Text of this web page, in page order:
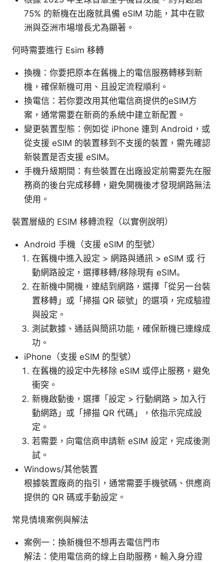
75% 的新機在出廠就具備 eSIM 功能，其中在歐
洲與亞洲市場增長尤為顯著。
何時需要進行 Esim 移轉
換機：你要把原本在舊機上的電信服務轉移到新
機，確保新機可用、且設定流程順利。
換電信：若你要改用其他電信商提供的eSIM方
案，通常需要在新商的系統中建立新配置。
變更裝置型態：例如從 iPhone 連到 Android，或
從支援 eSIM 的裝置移到不支援的裝置，需先確認
新裝置是否支援 eSIM。
手機升級期間：有些裝置在出廠設定前需要先在服
務商的後台完成移轉，避免開機後才發現網路無法
使用。
裝置層級的 ESIM 移轉流程（以實例說明）
Android 手機（支援 eSIM 的型號）
在舊機中進入設定 > 網路與通訊 > eSIM 或 行
動網路設定，選擇移轉/移除現有 eSIM。
在新機中開機，連結到網路，選擇「從另一台裝
置移轉」或「掃描 QR 碳號」的選項，完成驗證
與設定。
測試數據、通話與簡訊功能，確保新機已連線成
功。
iPhone（支援 eSIM 的型號）
在舊機的設定中先移除 eSIM 或停止服務，避免
衝突。
新機啟動後，選擇「設定 > 行動網路 > 加入行
動網路」或「掃描 QR 代碼」，依指示完成設
定。
若需要，向電信商申請新 eSIM 設定，完成後測
試。
Windows/其他裝置
根據裝置廠商的指引，通常需要手機號碼、供應商
提供的 QR 碼或手動設定。
常見情境案例與解法
案例一：換新機但不想再去電信門市
解法：使用電信商的線上自助服務，輸入身分證